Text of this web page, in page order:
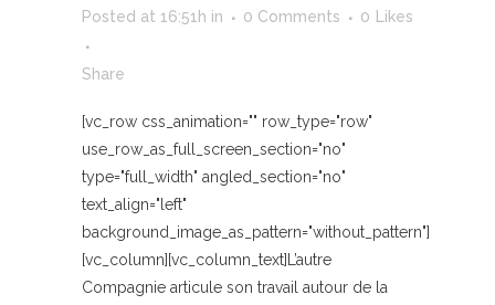
Posted at 16:51h in 0 Comments 0 Likes
Share
[vc_row css_animation="" row_type="row"
use_row_as_full_screen_section="no"
type="full_width" angled_section="no"
text_align="left"
background_image_as_pattern="without_pattern"]
[vc_column][vc_column_text]L’autre
Compagnie articule son travail autour de la